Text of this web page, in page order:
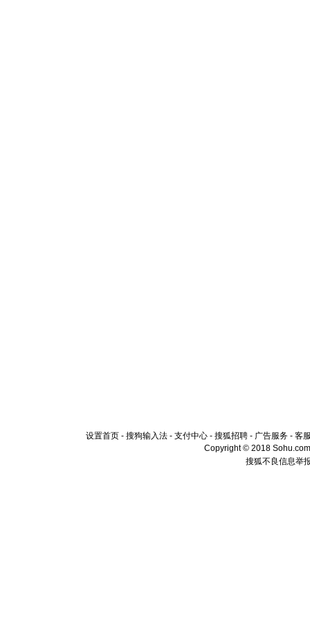
设置首页 - 搜狗输入法 - 支付中心 - 搜狐招聘 - 广告服务 - 客
Copyright © 2018
搜狐不良信息举